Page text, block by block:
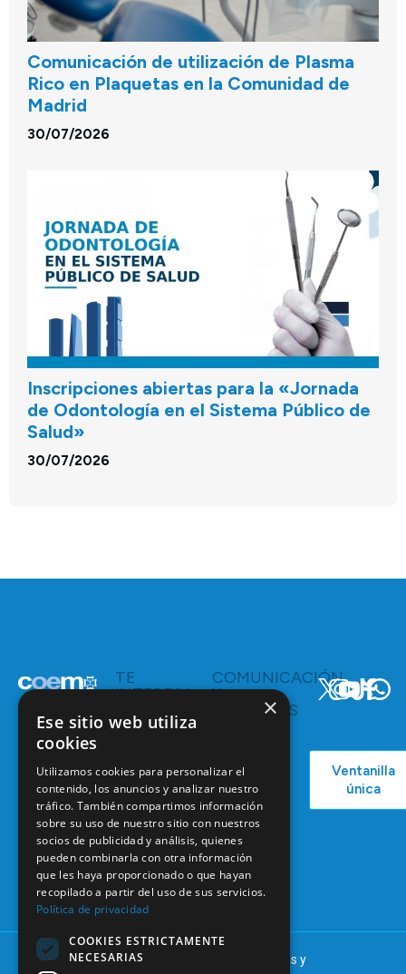
Comunicación de utilización de Plasma
Rico en Plaquetas en la Comunidad de
Madrid
30/07/2026
Inscripciones abiertas para la «Jornada
de Odontología en el Sistema Público de
Salud»
30/07/2026
Legendre,
28046
Madrid
91 561 29 05
informacion@coem.org.es
TE
INTERESA
Ventajas
Empleo
Formación
Continuada
Tablón de
anuncios
COMUNICACIÓN
Y
RECURSOS
Podcast
Actualidad
Ventanilla
única
© 2025 – COEM – Colegio Oficial de Odontólogos y
×
Ese sitio web utiliza
cookies
Utilizamos cookies para personalizar el
contenido, los anuncios y analizar nuestro
tráfico. También compartimos información
sobre su uso de nuestro sitio con nuestros
socios de publicidad y análisis, quienes
pueden combinarla con otra información
que les haya proporcionado o que hayan
recopilado a partir del uso de sus servicios.
Política de privacidad
COOKIES ESTRICTAMENTE
NECESARIAS